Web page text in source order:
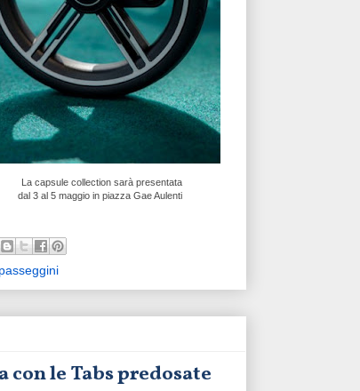
La capsule collection sarà presentata
dal 3 al 5 maggio in piazza Gae Aulenti
passeggini
le Tabs predosate